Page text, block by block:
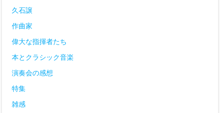
久石譲
作曲家
偉大な指揮者たち
本とクラシック音楽
演奏会の感想
特集
雑感